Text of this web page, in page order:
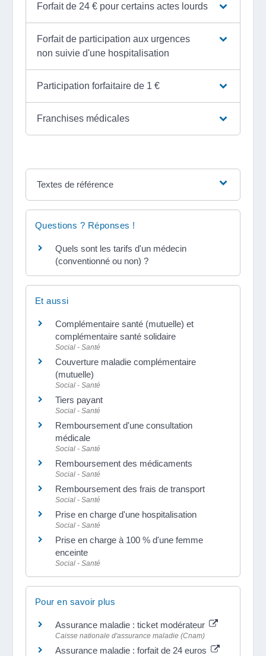
Forfait de 24 € pour certains actes lourds
Forfait de participation aux urgences
non suivie d'une hospitalisation
Participation forfaitaire de 1 €
Franchises médicales
Textes de référence
Questions ? Réponses !
Quels sont les tarifs d'un médecin
(conventionné ou non) ?
Et aussi
Complémentaire santé (mutuelle) et
complémentaire santé solidaire
Social - Santé
Couverture maladie complémentaire
(mutuelle)
Social - Santé
Tiers payant
Social - Santé
Remboursement d'une consultation
médicale
Social - Santé
Remboursement des médicaments
Social - Santé
Remboursement des frais de transport
Social - Santé
Prise en charge d'une hospitalisation
Social - Santé
Prise en charge à 100 % d'une femme
enceinte
Social - Santé
Pour en savoir plus
Assurance maladie : ticket modérateur
Caisse nationale d'assurance maladie (Cnam)
Assurance maladie : forfait de 24 euros